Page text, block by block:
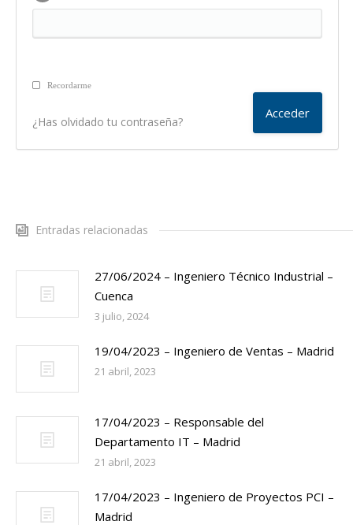
Recordarme
¿Has olvidado tu contraseña?
Entradas relacionadas
27/06/2024 – Ingeniero Técnico Industrial –
Cuenca
3 julio, 2024
19/04/2023 – Ingeniero de Ventas – Madrid
21 abril, 2023
17/04/2023 – Responsable del
Departamento IT – Madrid
21 abril, 2023
17/04/2023 – Ingeniero de Proyectos PCI –
Madrid